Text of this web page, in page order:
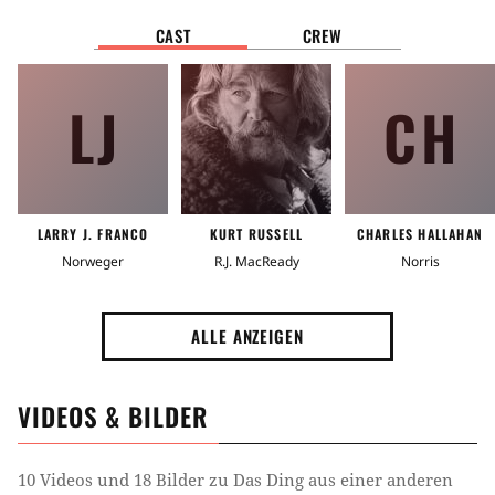
1980er Jahre
Gruselig Hart
Tag
Kultfilm Filmgattung Klassiker
CAST CREW
LJ
LARRY J. FRANCO
Norweger
KURT RUSSELL
R.J. MacReady
CH
CHARLES HALLAHAN
Norris
ALLE ANZEIGEN
VIDEOS & BILDER
10 Videos und 18 Bilder zu Das Ding aus einer anderen